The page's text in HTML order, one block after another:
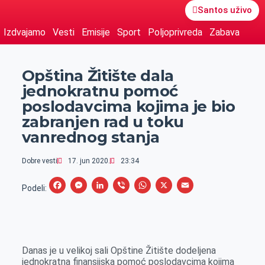
Santos uživo
Izdvajamo Vesti Emisije Sport Poljoprivreda Zabava
Opština Žitište dala
jednokratnu pomoć
poslodavcima kojima je bio
zabranjen rad u toku
vanrednog stanja
Dobre vesti 17. jun 2020. 23:34
Podeli:
F
b
M
e
L
e
V
r
W
s
X
E
l
Danas je u velikoj sali Opštine Žitište dodeljena
jednokratna finansijska pomoć poslodavcima kojima